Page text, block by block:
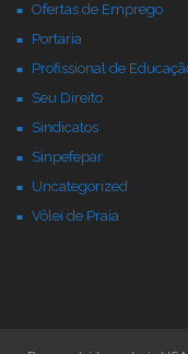
Ofertas de Emprego
Portaria
Profissional de
Seu Direito
Sindicatos
Sinpefepar
Uncategorized
Vôlei de Praia